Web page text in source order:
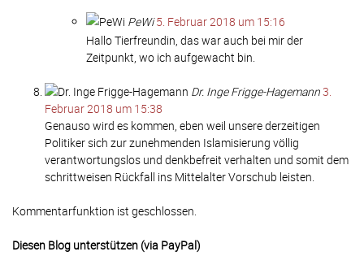
PeWi 5. Februar 2018 um 15:16
Hallo Tierfreundin, das war auch bei mir der
Zeitpunkt, wo ich aufgewacht bin.
Dr. Inge Frigge-Hagemann3.
Februar 2018 um 15:38
Genauso wird es kommen, eben weil unsere derzeitigen
Politiker sich zur zunehmenden Islamisierung völlig
verantwortungslos und denkbefreit verhalten und somit dem
schrittweisen Rückfall ins Mittelalter Vorschub leisten.
Kommentarfunktion ist geschlossen.
Diesen Blog unterstützen (via PayPal)